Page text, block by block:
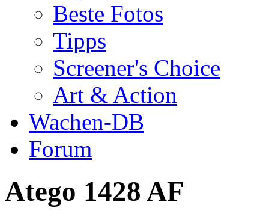
Beste Fotos
Tipps
Screener's Choice
Art & Action
Wachen-DB
Forum
Atego 1428 AF